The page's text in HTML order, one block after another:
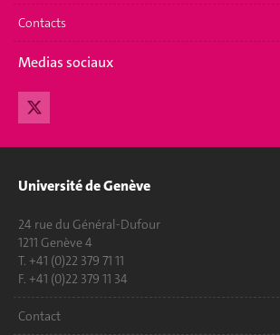
Contacts
Medias sociaux
Université de Genève
24 rue du Général-Dufour
1211 Genève 4
T. +41 (0)22 379 71 11
F. +41 (0)22 379 11 34
Contact